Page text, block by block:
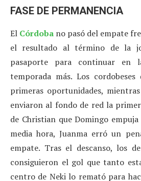
FASE DE PERMANENCIA
El Córdoba no pasó del empate
el resultado al término de la
pasaporte para continuar en
temporada más. Los cordobeses
primeras oportunidades,
enviaron al fondo de red la
de Christian que Domingo
media hora, Juanma erró un
empate. Tras el descanso, los
consiguieron el gol que tanto
centro de Neki lo remató para